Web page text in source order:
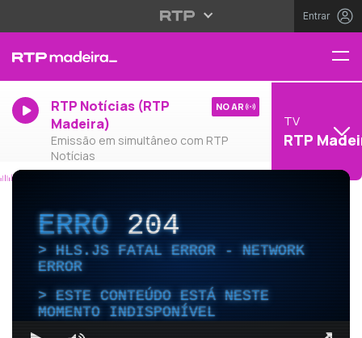
Entrar
RTP Notícias (RTP
Madeira)
Emissão em simultâneo com RTP
Notícias
NO AR
TV
RTP
ERRO204
HLS.JS FATAL ERROR - NETWORK
ERROR
ESTE CONTEÚDO ESTÁ NESTE
MOMENTO INDISPONÍVEL